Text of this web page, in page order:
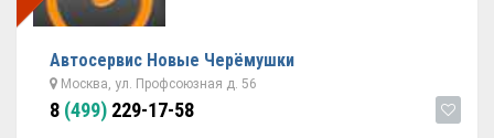
Автосервис Новые Черёмушки
Москва, ул. Профсоюзная д. 56
8 (499) 229-17-58